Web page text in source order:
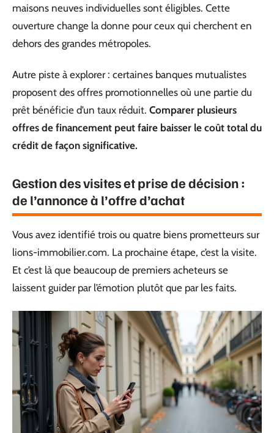
maisons neuves individuelles sont éligibles. Cette
ouverture change la donne pour ceux qui cherchent en
dehors des grandes métropoles.
Autre piste à explorer : certaines banques mutualistes
proposent des offres promotionnelles où une partie du
prêt bénéficie d’un taux réduit. Comparer plusieurs
offres de financement peut faire baisser le coût total du
crédit de façon significative.
Gestion des visites et prise de décision :
de l’annonce à l’offre d’achat
Vous avez identifié trois ou quatre biens prometteurs sur
lions-immobilier.com. La prochaine étape, c’est la visite.
Et c’est là que beaucoup de premiers acheteurs se
laissent guider par l’émotion plutôt que par les faits.